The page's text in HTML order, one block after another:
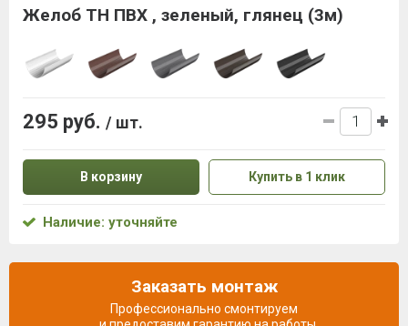
Желоб ТН ПВХ , зеленый, глянец (3м)
295 руб. / шт.
В корзину Купить в 1 клик
Наличие: уточняйте
Заказать монтаж
Профессионально смонтируем